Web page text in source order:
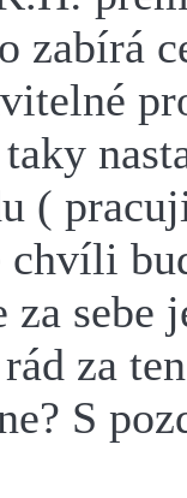
zabírá
(
za sebe
za
S